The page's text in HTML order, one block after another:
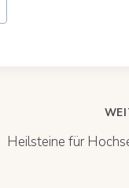
Heilsteine für